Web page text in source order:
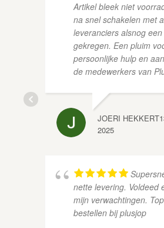
Artikel bleek niet
na snel schakelen met
leveranciers alsnog
gekregen. Een pluim
persoonlijke hulp en
de medewerkers van
JOERI HEKKERT
2025
nette levering. Voldeed
mijn verwachtingen.
bestellen bij plusjop